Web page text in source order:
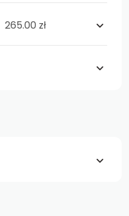
265.00 zł